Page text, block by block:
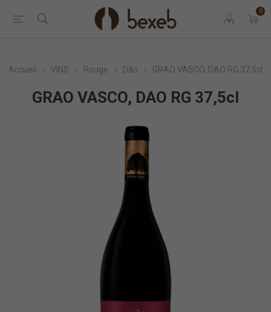
0
Accueil VINS Rouge Dão GRAO VASCO, DAO RG 37,5cl
GRAO VASCO, DAO RG 37,5cl